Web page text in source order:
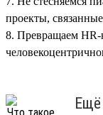
проекты,
8. Превращаем HR-
Ещё